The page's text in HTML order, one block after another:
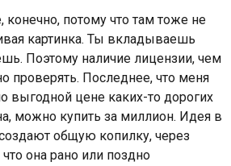
конечно, потому что там тоже не
картинка. Ты вкладываешь
Поэтому наличие лицензии, чем
проверять. Последнее, что меня
цене каких-то дорогих
можно купить за миллион. Идея в
общую копилку, через
она рано или поздно